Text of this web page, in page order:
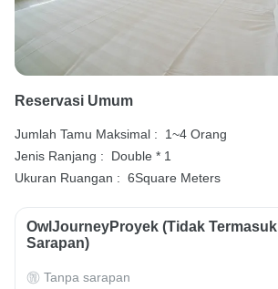
Reservasi Umum
Jumlah Tamu Maksimal :
1~4 Orang
Jenis Ranjang :
Double * 1
Ukuran Ruangan : 6Square Meters
OwlJourneyProyek (Tidak Termasuk
Sarapan)
Tanpa sarapan